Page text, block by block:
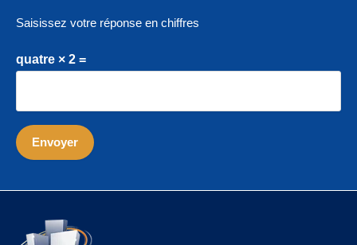
Saisissez votre réponse en chiffres
quatre × 2 =